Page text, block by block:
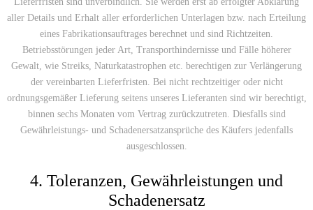
aller Details und Erhalt aller erforderlichen Unterlagen bzw. nach Erteilung
eines Fabrikationsauftrages berechnet und sind Richtzeiten.
Betriebsstörungen jeder Art, Transporthindernisse und Fälle höherer
Gewalt, wie Streiks, Naturkatastrophen etc. berechtigen zur Verlängerung
der vereinbarten Lieferfristen. Bei nicht rechtzeitiger oder nicht
ordnungsgemäßer Lieferung seitens unseres Lieferanten sind wir berechtigt,
binnen sechs Monaten vom Vertrag zurückzutreten. Diesfalls sind
Gewährleistungs- und Schadenersatzansprüche des Käufers jedenfalls
ausgeschlossen.
4. Toleranzen, Gewährleistungen und
Schadenersatz